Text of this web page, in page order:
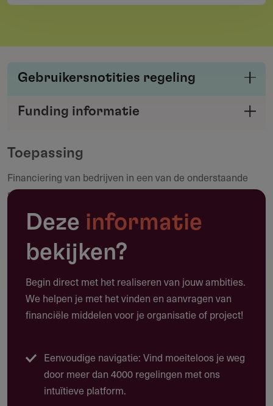
Toepassing
Financiering van bedrijven in een van de onderstaande
sectoren.
Technologie
De recente geschiedenis van de technologie is er een van
digitale convergentie die de media- en
telecommunicatiesector massaal heeft ontwricht. Maar
nieuwe, steeds veranderende technologieën hebben
gevolgen voor bedrijven in elke sector, aangezien
'software primacy', de groei van 'big data' en de opkomst
groeimogelijkheden creëren.
Consumenten
Gebruikersnotities regeling
verstrekker met de Fondswervingonline
Maak een notitie
Funding informatie
Deze informatie
bekijken?
Begin direct met het realiseren van jouw ambities.
We helpen je met het vinden en aanvragen van
financiële middelen voor je organisatie of project!
Eenvoudige navigatie: Vind moeiteloos je weg
door meer dan 4000 regelingen met ons
intuïtieve platform.